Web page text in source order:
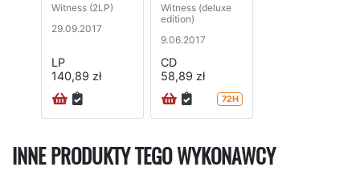
Witness (2LP)
29.09.2017
LP
140,89 zł
Witness (deluxe
edition)
9.06.2017
CD
58,89 zł
72H
INNE PRODUKTY TEGO WYKONAWCY